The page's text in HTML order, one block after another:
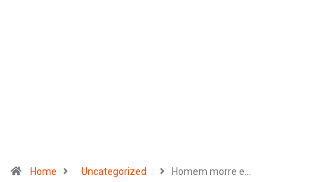
Home Uncategorized Homem morre e…